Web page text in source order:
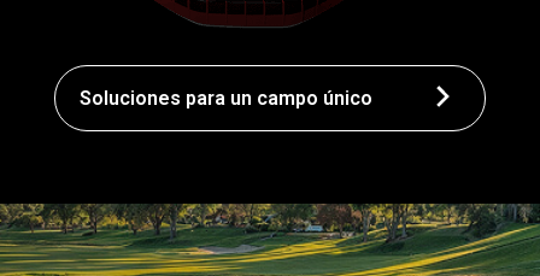
Soluciones para un campo único